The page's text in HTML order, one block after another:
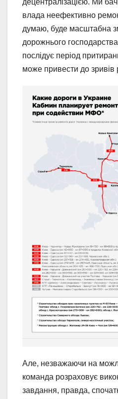
влада неефективно
думаю, буде масштабна
дорожнього
послідує період
може привести до зривів
Але, незважаючи на
команда розраховує
завдання, правда,